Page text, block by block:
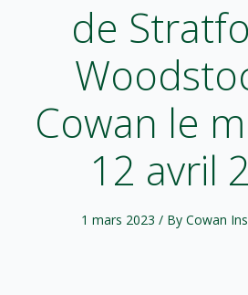
de
Cowan le
12 avril
1 mars 2023 / By Cowan